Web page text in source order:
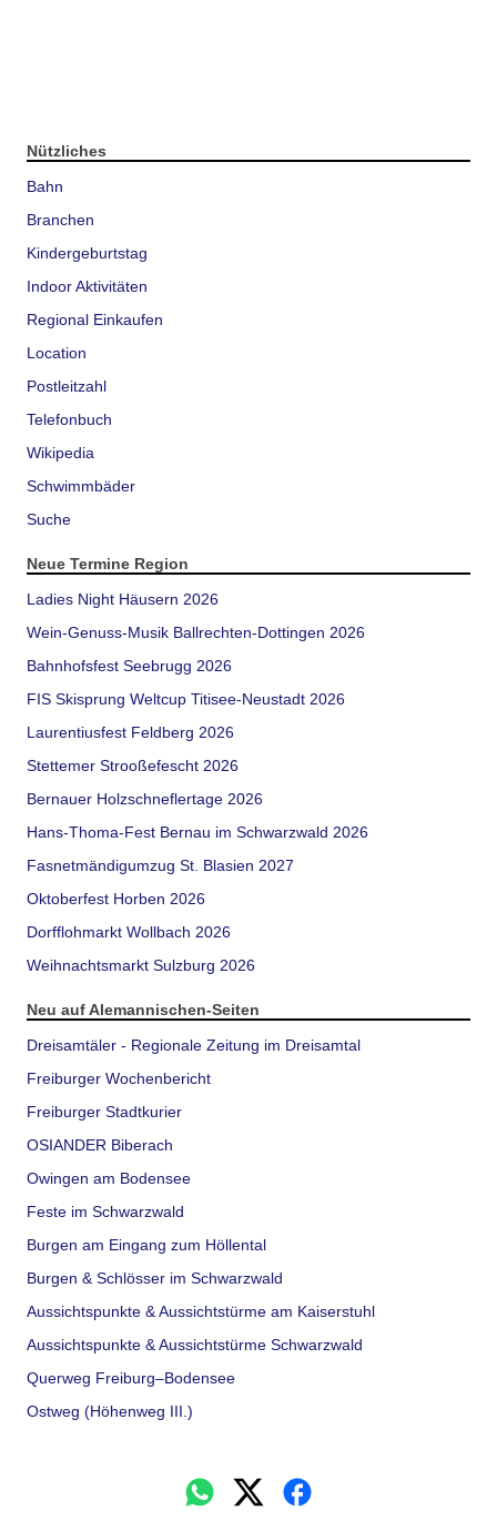
Nützliches
Bahn
Branchen
Kindergeburtstag
Indoor Aktivitäten
Regional Einkaufen
Location
Postleitzahl
Telefonbuch
Wikipedia
Schwimmbäder
Suche
Neue Termine Region
Ladies Night Häusern 2026
Wein-Genuss-Musik Ballrechten-Dottingen 2026
Bahnhofsfest Seebrugg 2026
FIS Skisprung Weltcup Titisee-Neustadt 2026
Laurentiusfest Feldberg 2026
Stettemer Strooßefescht 2026
Bernauer Holzschneflertage 2026
Hans-Thoma-Fest Bernau im Schwarzwald 2026
Fasnetmändigumzug St. Blasien 2027
Oktoberfest Horben 2026
Dorfflohmarkt Wollbach 2026
Weihnachtsmarkt Sulzburg 2026
Neu auf Alemannischen-Seiten
Dreisamtäler - Regionale Zeitung im Dreisamtal
Freiburger Wochenbericht
Freiburger Stadtkurier
OSIANDER Biberach
Owingen am Bodensee
Feste im Schwarzwald
Burgen am Eingang zum Höllental
Burgen & Schlösser im Schwarzwald
Aussichtspunkte & Aussichtstürme am Kaiserstuhl
Aussichtspunkte & Aussichtstürme Schwarzwald
Querweg Freiburg–Bodensee
Ostweg (Höhenweg III.)